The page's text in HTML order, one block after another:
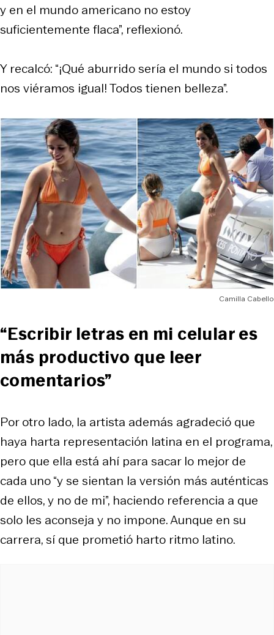
y en el mundo americano no estoy
suficientemente flaca”, reflexionó.
Y recalcó: “¡Qué aburrido sería el mundo si todos
nos viéramos igual! Todos tienen belleza”.
Camilla Cabello
“Escribir letras en mi celular es
más productivo que leer
comentarios”
Por otro lado, la artista además agradeció que
haya harta representación latina en el programa,
pero que ella está ahí para sacar lo mejor de
cada uno “y se sientan la versión más auténticas
de ellos, y no de mi”, haciendo referencia a que
solo les aconseja y no impone. Aunque en su
carrera, sí que prometió harto ritmo latino.